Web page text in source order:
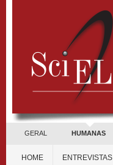
GERAL HUMANAS
HOME ENTREVISTAS